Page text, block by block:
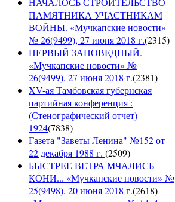
ПАМЯТНИКА УЧАСТНИКАМ
ВОЙНЫ. «Мучкапские новости»
№ 26(9499), 27 июня 2018 г.(2315)
ПЕРВЫЙ ЗАПОВЕДНЫЙ.
«Мучкапские новости» №
26(9499), 27 июня 2018 г.(2381)
XV-ая Тамбовская губернская
партийная конференция :
(Стенографический отчет)
1924(7838)
Газета "Заветы Ленина" №152 от
22 декабря 1988 г. (2509)
БЫСТРЕЕ ВЕТРА МЧАЛИСЬ
КОНИ... «Мучкапские новости» №
25(9498), 20 июня 2018 г.(2618)